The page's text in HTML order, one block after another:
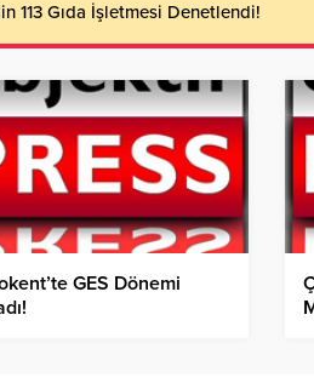
113 Gıda İşletmesi Denetlendi!
GES Dönemi